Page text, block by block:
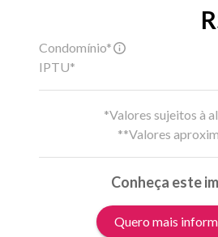
Condomínio*
IPTU*
*Valores sujeitos à
**Valores
Conheça este
Quero mais